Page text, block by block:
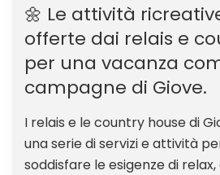
🌼 Le attività
offerte dai relais e
per una vacanza
campagne di Giove.
I relais e le country house di
una serie di servizi e attività
soddisfare le esigenze di